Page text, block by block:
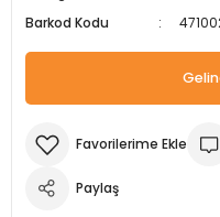
Ürünleri
Barkod Kodu
Paylaş